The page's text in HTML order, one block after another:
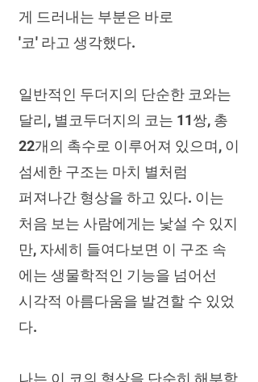
게 드러내는 부분은 바로
'코' 라고 생각했다.
일반적인 두더지의 단순한 코와는
달리, 별코두더지의 코는 11쌍, 총
22개의 촉수로 이루어져 있으며, 이
섬세한 구조는 마치 별처럼
퍼져나간 형상을 하고 있다. 이는
처음 보는 사람에게는 낯설 수 있지
만, 자세히 들여다보면 이 구조 속
에는 생물학적인 기능을 넘어선
시각적 아름다움을 발견할 수 있었
다.
나는 이 코의 형상을 단순히 해부학